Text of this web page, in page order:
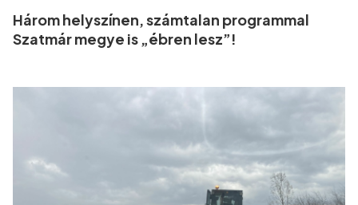
Három helyszínen, számtalan programmal
Szatmár megye is „ébren lesz”!